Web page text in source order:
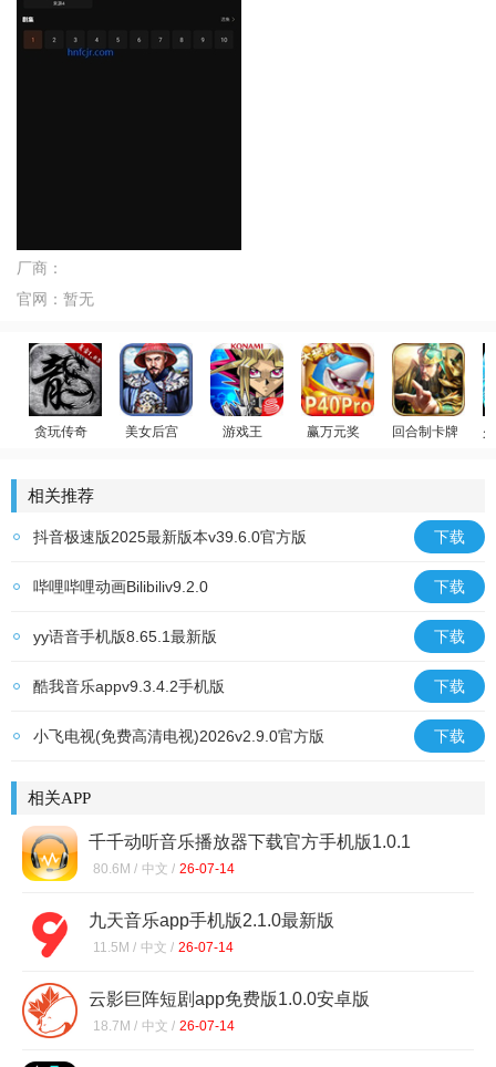
厂商：
官网： 暂无
贪玩传奇
美女后宫
游戏王
赢万元奖
回合制卡牌
相关推荐
抖音极速版2025最新版本v39.6.0官方版 下载
哔哩哔哩动画Bilibiliv9.2.0 下载
yy语音手机版8.65.1最新版 下载
酷我音乐appv9.3.4.2手机版 下载
小飞电视(免费高清电视)2026v2.9.0官方版 下载
相关APP
千千动听音乐播放器下载官方手机版1.0.1
80.6M / 中文 / 26-07-14
九天音乐app手机版2.1.0最新版
11.5M / 中文 / 26-07-14
云影巨阵短剧app免费版1.0.0安卓版
18.7M / 中文 / 26-07-14